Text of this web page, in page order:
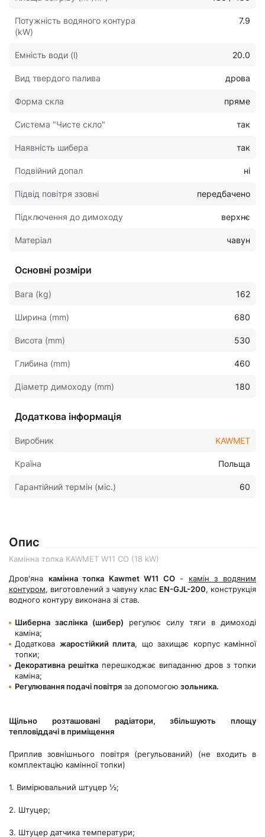
Потужність водяного контура
(kW)
7.9
Емність води (l) 20.0
Вид твердого палива дрова
Форма скла пряме
Система "Чисте скло" так
Наявність шибера так
Подвійний допал ні
Підвід повітря ззовні передбачено
Підключення до димоходу верхнє
Матеріал чавун
Основні розміри
Вага (kg) 162
Ширина (mm) 680
Висота (mm) 530
Глибина (mm) 460
Діаметр димоходу (mm) 180
Додаткова інформація
Виробник KAWMET
Країна Польща
Гарантійний термін (міс.) 60
Опис
Камінна топка KAWMET W11 CO (18 kW)
Дров'яна камінна топка Kawmet W11 СО- камін з водяним
контуром, виготовлений з чавуну клас EN-GJL-200, конструкція
водного контуру виконана зі став.
Шиберна заслінка (шибер) регулює силу тяги в димоході
каміна;
Додаткова жаростійкий плита, що захищає корпус камінної
топки;
Декоративна решіткаперешкоджає випаданню дров з топки
каміна;
Регулювання подачі повітря за допомогою зольника.
Щільно розташовані радіатори, збільшують площу
тепловіддачі в приміщення
Приплив зовнішнього повітря (регульований) (не входить в
комплектацію камінної топки)
1. Вимірювальний штуцер ½;
2. Штуцер;
3. Штуцер датчика температури;